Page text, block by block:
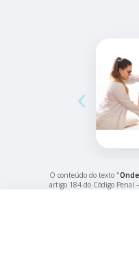
‹
O conteúdo do texto "
artigo 184 do Código Penal –